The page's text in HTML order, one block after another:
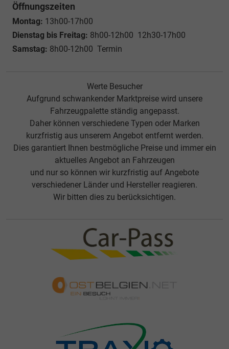
Öffnungszeiten
Montag: 13h00-17h00
Dienstag bis Freitag: 8h00-12h00 12h30-17h00
Samstag: 8h00-12h00 Termin
Werte Besucher
Aufgrund schwankender Marktpreise wird unsere
Fahrzeugpalette ständig angepasst.
Daher können verschiedene Typen oder Marken
kurzfristig aus unserem Angebot entfernt werden.
Dies garantiert Ihnen bestmögliche Preise und immer ein
aktuelles Angebot an Fahrzeugen
und nur so können wir kurzfristig auf Angebote
verschiedener Länder und Hersteller reagieren.
Wir bitten dies zu berücksichtigen.